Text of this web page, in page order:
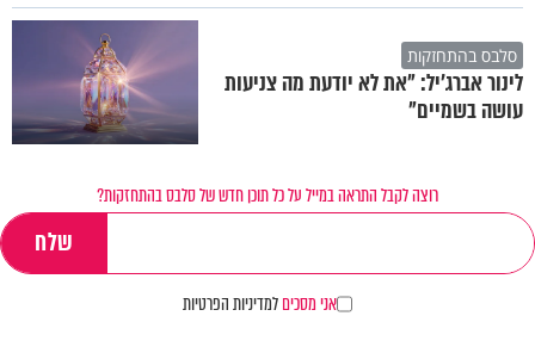
סלבס בהתחזקות
לינור אברג'יל: "את לא יודעת מה צניעות
עושה בשמיים"
רוצה לקבל התראה במייל על כל תוכן חדש של סלבס בהתחזקות?
אני מסכיםלמדיניות הפרטיות